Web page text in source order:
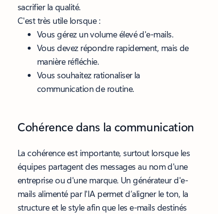
sacrifier la qualité.
C'est très utile lorsque :
Vous gérez un volume élevé d'e-mails.
Vous devez répondre rapidement, mais de
manière réfléchie.
Vous souhaitez rationaliser la
communication de routine.
Cohérence dans la communication
La cohérence est importante, surtout lorsque les
équipes partagent des messages au nom d'une
entreprise ou d'une marque. Un générateur d'e-
mails alimenté par l'IA permet d’aligner le ton, la
structure et le style afin que les e-mails destinés